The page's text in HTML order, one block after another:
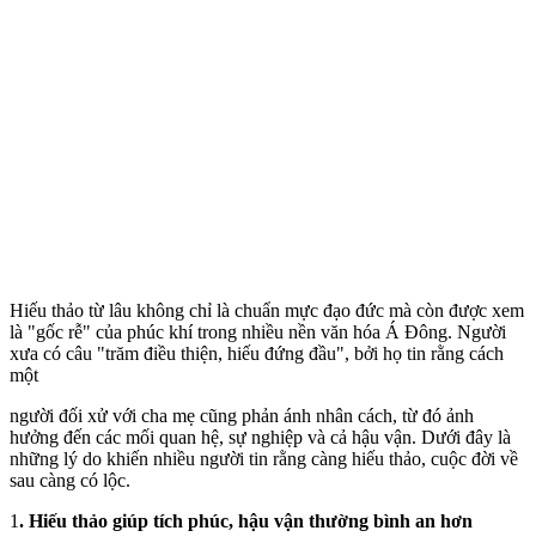
Hiếu thảo từ lâu không chỉ là chuẩn mực đạo đức mà còn được xem
là "gốc rễ" của phúc khí trong nhiều nền văn hóa Á Đông. Người
xưa có câu "trăm điều thiện, hiếu đứng đầu", bởi họ tin rằng cách
một
người đối xử với cha mẹ cũng phản ánh nhân cách, từ đó ảnh
hưởng đến các mối quan hệ, sự nghiệp và cả hậu vận. Dưới đây là
những lý do khiến nhiều người tin rằng càng hiếu thảo, cuộc đời về
sau càng có lộc.
1. Hiếu thảo giúp tích phúc, hậu vận thường bình an hơn